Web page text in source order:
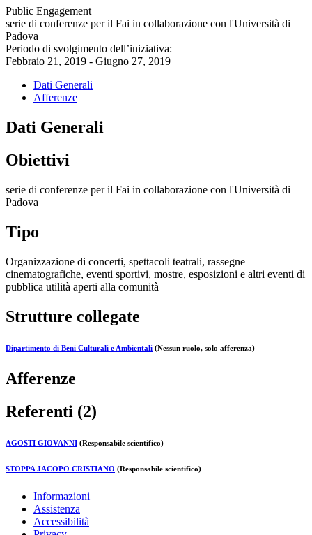
Public Engagement
serie di conferenze per il Fai in collaborazione con l'Università di
Padova
Periodo di svolgimento dell’iniziativa:
Febbraio 21, 2019 - Giugno 27, 2019
Dati Generali
Afferenze
Dati Generali
Obiettivi
serie di conferenze per il Fai in collaborazione con l'Università di
Padova
Tipo
Organizzazione di concerti, spettacoli teatrali, rassegne
cinematografiche, eventi sportivi, mostre, esposizioni e altri eventi di
pubblica utilità aperti alla comunità
Strutture collegate
Dipartimento di Beni Culturali e Ambientali (Nessun ruolo, solo afferenza)
Afferenze
Referenti (2)
AGOSTI GIOVANNI (Responsabile scientifico)
STOPPA JACOPO CRISTIANO (Responsabile scientifico)
Informazioni
Assistenza
Accessibilità